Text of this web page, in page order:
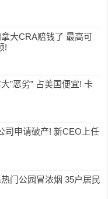
大CRA赔钱了 最高可
!
”恶劣” 占美国便宜! 卡
司申请破产! 新CEO上任
门公园冒浓烟 35户居民